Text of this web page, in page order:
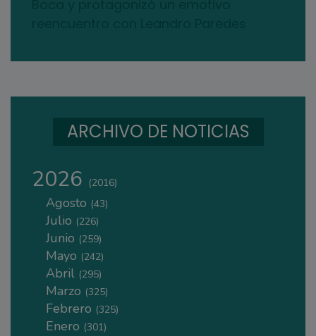
ARCHIVO DE NOTICIAS
2026 (2016)
Agosto (43)
Julio (226)
Junio (259)
Mayo (242)
Abril (295)
Marzo (325)
Febrero (325)
Enero (301)